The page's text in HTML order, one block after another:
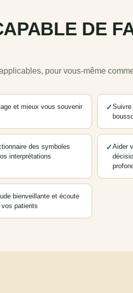
DE
pour vous-même
et mieux vous souvenir
✓Suivre
des symboles
interprétations
✓Aider
bienveillante et écoute
patients